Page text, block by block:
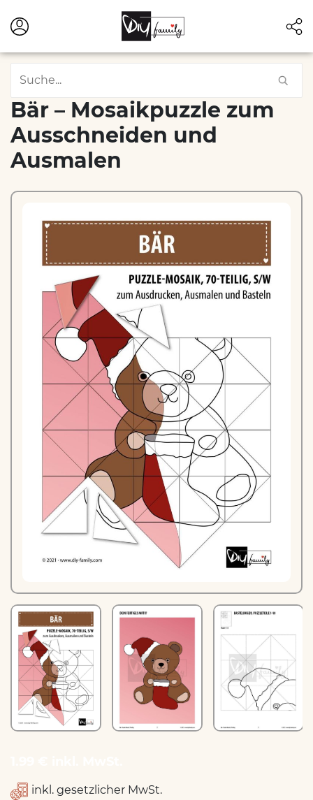
Bär – Mosaikpuzzle zum
Ausschneiden und
Ausmalen
inkl. gesetzlicher MwSt.